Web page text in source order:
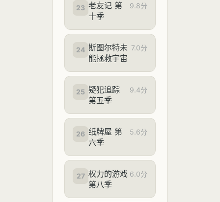
23 老友记 第
十季
9.8分
24 斯图尔特未
能拯救宇宙
7.0分
25 疑犯追踪
第五季
9.4分
26 纸牌屋 第
六季
5.6分
27 权力的游戏
第八季
6.0分